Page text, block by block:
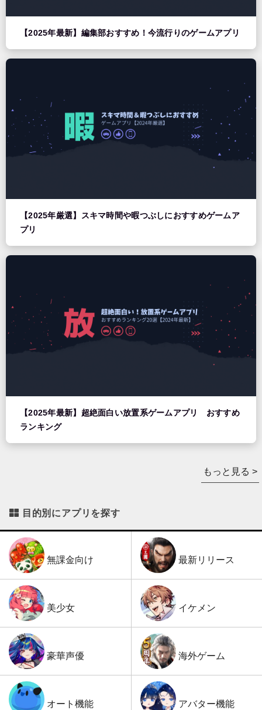
【2025年最新】編集部おすすめ！今流行りのゲームアプリ
【2025年厳選】スキマ時間や暇つぶしにおすすめゲームア
プリ
【2025年最新】超絶面白い放置系ゲームアプリ おすすめ
ランキング
もっと見る >
目的別にアプリを探す
無課金向け 最新リリース
美少女 イケメン
豪華声優 海外ゲーム
オート機能 アバター機能